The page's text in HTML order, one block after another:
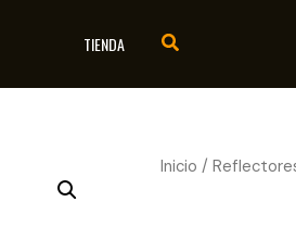
TIENDA
Inicio /